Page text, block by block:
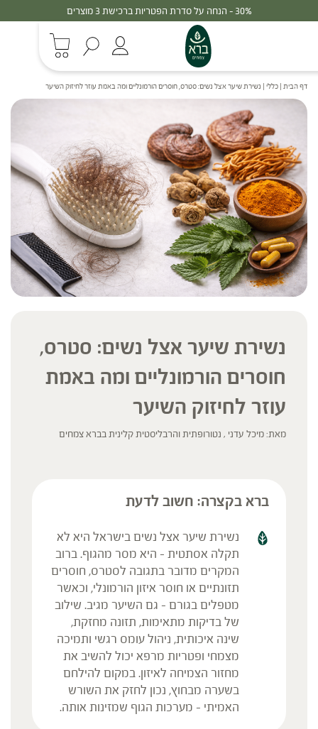
30% - הנחה על סדרת הפטריות ברכישת 3 מוצרים
דף הבית | כללי | נשירת שיער אצל נשים: סטרס, חוסרים הורמונליים ומה באמת עוזר לחיזוק השיער
נשירת שיער אצל נשים: סטרס,
חוסרים הורמונליים ומה באמת
עוזר לחיזוק השיער
מאת: מיכל עדני , נטורופתית והרבליסטית קלינית בברא צמחים
ברא בקצרה: חשוב לדעת
נשירת שיער אצל נשים בישראל היא לא
תקלה אסתטית – היא מסר מהגוף. ברוב
המקרים מדובר בתגובה לסטרס, חוסרים
תזונתיים או חוסר איזון הורמונלי, וכאשר
מטפלים בגורם – גם השיער מגיב. שילוב
של בדיקות מתאימות, תזונה מחזקת,
שינה איכותית, ניהול עומס רגשי ותמיכה
מצמחי ופטריות מרפא יכול להשיב את
מחזור הצמיחה לאיזון. במקום להילחם
בשערה מבחוץ, נכון לחזק את השורש
האמיתי – מערכות הגוף שמזינות אותה.